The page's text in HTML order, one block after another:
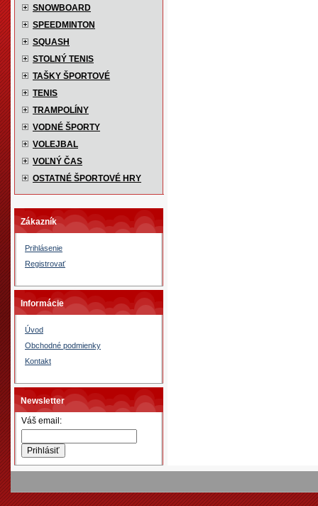
SNOWBOARD
SPEEDMINTON
SQUASH
STOLNÝ TENIS
TAŠKY ŠPORTOVÉ
TENIS
TRAMPOLÍNY
VODNÉ ŠPORTY
VOLEJBAL
VOĽNÝ ČAS
OSTATNÉ ŠPORTOVÉ HRY
Zákazník
Prihlásenie
Registrovať
Informácie
Úvod
Obchodné podmienky
Kontakt
Newsletter
Váš email: